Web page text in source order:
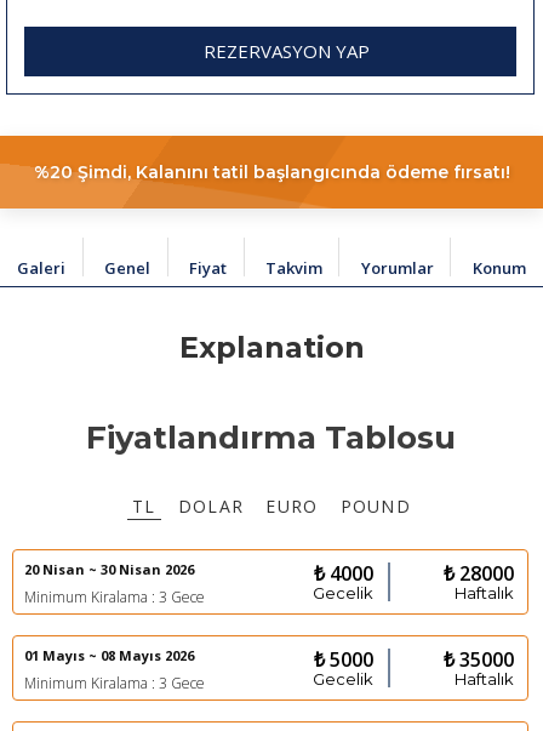
REZERVASYON YAP
%20 Şimdi, Kalanını tatil başlangıcında ödeme fırsatı!
Galeri Genel Fiyat Takvim Yorumlar Konum
Explanation
Fiyatlandırma Tablosu
TL DOLAR EURO POUND
20 Nisan ~ 30 Nisan 2026
Minimum Kiralama : 3 Gece
₺ 4000
Gecelik
₺ 28000
Haftalık
01 Mayıs ~ 08 Mayıs 2026
Minimum Kiralama : 3 Gece
₺ 5000
Gecelik
₺ 35000
Haftalık